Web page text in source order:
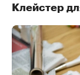
Клейстер